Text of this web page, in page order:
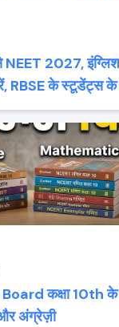
NEET 2027, इंग्लिश
RBSE के स्टूडेंट्स के
कक्षा 10th के
और अंग्रेज़ी